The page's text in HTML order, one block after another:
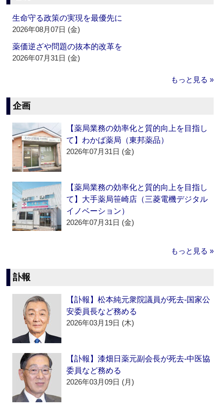
生命守る政策の実現を最優先に
2026年08月07日 (金)
薬価逆ざや問題の抜本的改革を
2026年07月31日 (金)
もっと見る »
企画
【薬局業務の効率化と質的向上を目指し
て】わかば薬局（東邦薬品）
2026年07月31日 (金)
【薬局業務の効率化と質的向上を目指し
て】大手薬局笹崎店（三菱電機デジタル
イノベーション）
2026年07月31日 (金)
もっと見る »
訃報
【訃報】松本純元衆院議員が死去‐国家公
安委員長など務める
2026年03月19日 (木)
【訃報】漆畑日薬元副会長が死去‐中医協
委員など務める
2026年03月09日 (月)